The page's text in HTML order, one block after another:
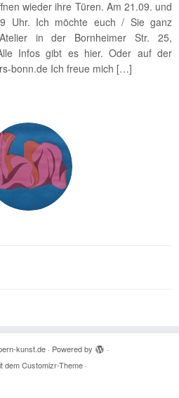
wieder ihre Türen. Am 21.09. und
Uhr. Ich möchte euch / Sie ganz
in der Bornheimer Str. 25,
Infos gibt es hier. Oder auf der
bonn.de Ich freue mich […]
kunst.de· Powered by
·
demCustomizr-Theme ·